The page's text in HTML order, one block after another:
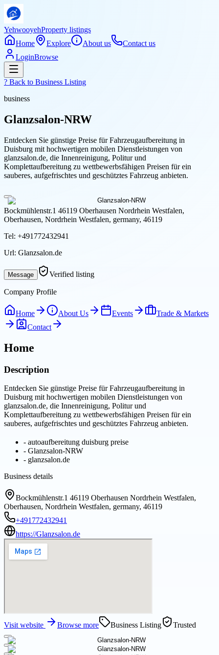
YehwooyehProperty listings
Home
Explore About us
Contact us
LoginBrowse
? Back to Business Listing
business
Glanzsalon-NRW
Entdecken Sie günstige Preise für Fahrzeugaufbereitung in
Duisburg mit hochwertigen mobilen Dienstleistungen von
glanzsalon.de, die Innenreinigung, Politur und
Komplettaufbereitung zu wettbewerbsfähigen Preisen für ein
sauberes, aufgefrischtes und geschütztes Fahrzeug anbieten.
Bockmühlenstr.1 46119 Oberhausen Nordrhein Westfalen,
Oberhausen, Nordrhein Westfalen, germany, 46119
Tel: +491772432941
Url: Glanzsalon.de
Message Verified listing
Company Profile
Home About Us Events
Trade & Markets
Contact
Home
Description
Entdecken Sie günstige Preise für Fahrzeugaufbereitung in
Duisburg mit hochwertigen mobilen Dienstleistungen von
glanzsalon.de, die Innenreinigung, Politur und
Komplettaufbereitung zu wettbewerbsfähigen Preisen für ein
sauberes, aufgefrischtes und geschütztes Fahrzeug anbieten.
- autoaufbereitung duisburg preise
- Glanzsalon-NRW
- glanzsalon.de
Business details
Bockmühlenstr.1 46119 Oberhausen Nordrhein Westfalen,
Oberhausen, Nordrhein Westfalen, germany, 46119
+491772432941
https://Glanzsalon.de
Visit website Browse more Business Listing Trusted